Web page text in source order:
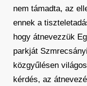
nem támadta, az
ennek a
hogy átnevezzük
parkját
közgyűlésen
kérdés, az